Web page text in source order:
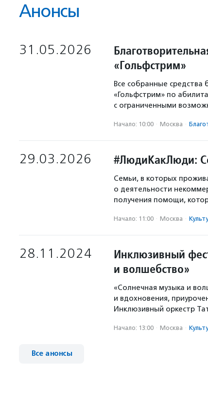
Анонсы
31.05.2026
«Гольфстрим»
Все собранные
«Гольфстрим» по
с ограниченными
Начало: 10:00 · Москва ·
29.03.2026 #ЛюдиКакЛюди:
Семьи, в которых
о деятельности
получения помощи,
Начало: 11:00 · Москва ·
28.11.2024
Инклюзивный
и волшебство»
«Солнечная музыка и
и вдохновения,
Инклюзивный оркестр
Начало: 13:00 · Москва ·
Все анонсы